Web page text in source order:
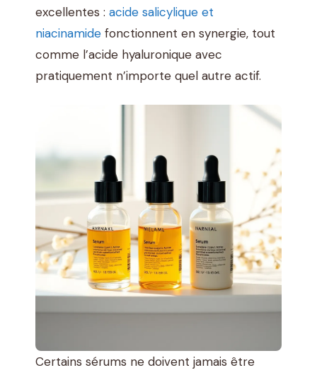
excellentes : acide salicylique et
niacinamide fonctionnent en synergie, tout
comme l’acide hyaluronique avec
pratiquement n’importe quel autre actif.
Certains sérums ne doivent jamais être